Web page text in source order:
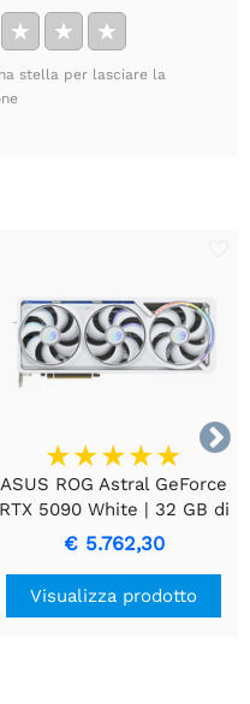
★ ★ ★
stella per lasciare la

ASUS ROG Astral GeForce
RTX 5090 White | 32 GB di
VRAM GDDR7 | Gaming 4K
& Intelligenza Artificiale |
Scheda grafica | GPU |
Nvidia
€ 5.762,30
Visualizza prodotto